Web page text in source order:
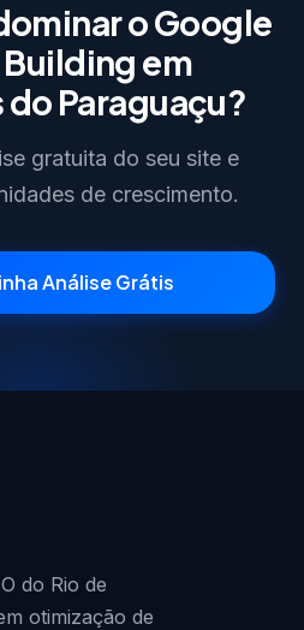
o Google
em
Paraguaçu?
gratuita do seu site e
de crescimento.
Análise Grátis
do Rio de
otimização de